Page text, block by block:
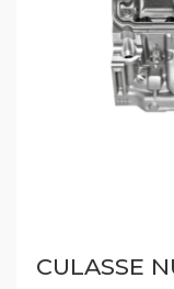
CULASSE